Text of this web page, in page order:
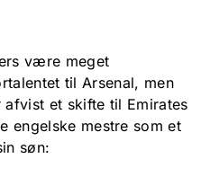
være meget
til Arsenal, men
afvist et skifte til Emirates
engelske mestre som et
søn: